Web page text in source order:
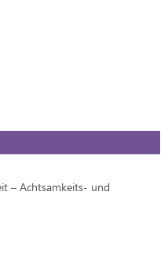
– Achtsamkeits- und